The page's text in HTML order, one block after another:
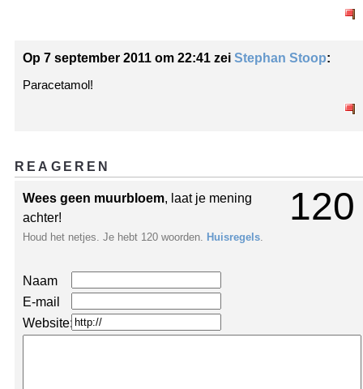
Op 7 september 2011 om 22:41 zei Stephan Stoop:
Paracetamol!
REAGEREN
120
Wees geen muurbloem, laat je mening
achter!
Houd het netjes. Je hebt 120 woorden. Huisregels
Naam
E-mail
Website: